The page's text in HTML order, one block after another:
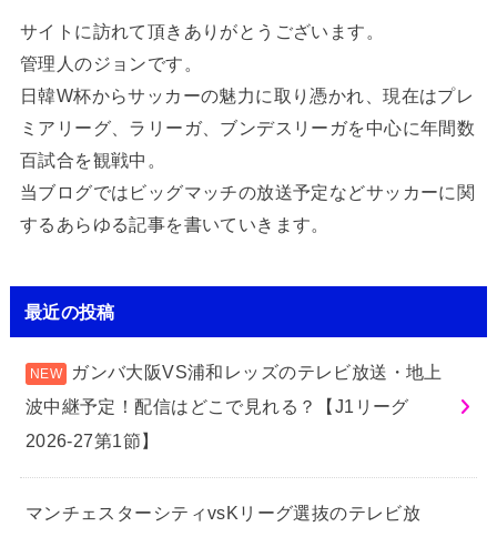
サイトに訪れて頂きありがとうございます。
管理人のジョンです。
日韓W杯からサッカーの魅力に取り憑かれ、現在はプレ
ミアリーグ、ラリーガ、ブンデスリーガを中心に年間数
百試合を観戦中。
当ブログではビッグマッチの放送予定などサッカーに関
するあらゆる記事を書いていきます。
最近の投稿
ガンバ大阪VS浦和レッズのテレビ放送・地上
波中継予定！配信はどこで見れる？【J1リーグ
2026-27第1節】
マンチェスターシティvsKリーグ選抜のテレビ放